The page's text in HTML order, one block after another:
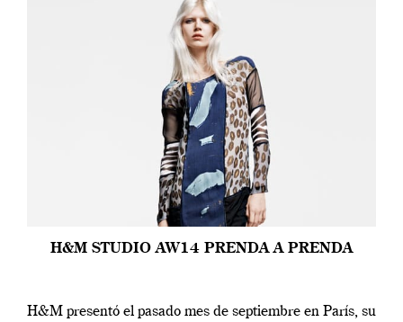
H&M STUDIO AW14 PRENDA A PRENDA
H&M presentó el pasado mes de septiembre en París, su